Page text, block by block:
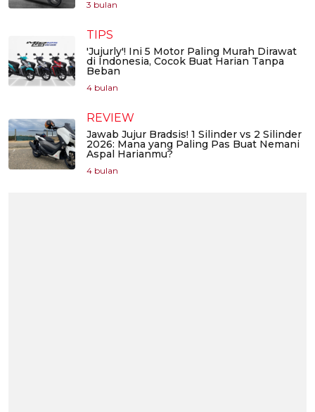
3 bulan
TIPS
'Jujurly'! Ini 5 Motor Paling Murah Dirawat
di Indonesia, Cocok Buat Harian Tanpa
Beban
4 bulan
REVIEW
Jawab Jujur Bradsis! 1 Silinder vs 2 Silinder
2026: Mana yang Paling Pas Buat Nemani
Aspal Harianmu?
4 bulan